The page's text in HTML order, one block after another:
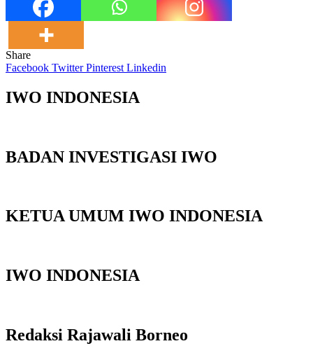
Share
Facebook TwitterPinterest Linkedin
IWO INDONESIA
BADAN INVESTIGASI IWO
KETUA UMUM IWO INDONESIA
IWO INDONESIA
Redaksi Rajawali Borneo